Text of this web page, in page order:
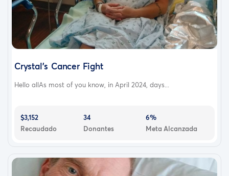
Crystal's Cancer Fight
Hello allAs most of you know, in April 2024, days...
$3,152
Recaudado
34
Donantes
6%
Meta Alcanzada